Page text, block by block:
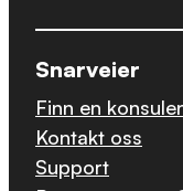
Snarveier
Finn en
Kontakt oss
Support